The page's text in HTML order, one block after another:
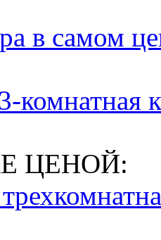
в самом
комнатная
ЦЕНОЙ: